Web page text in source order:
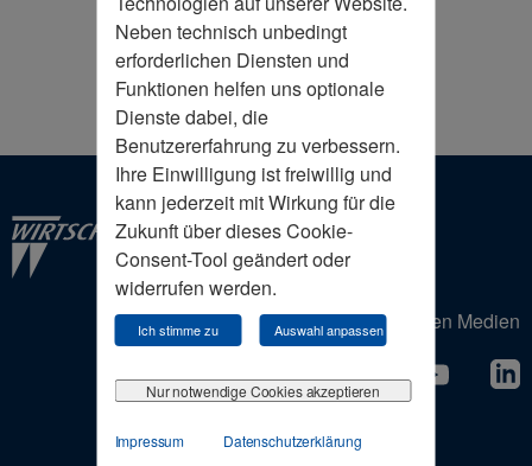
Neben technisch unbedingt
erforderlichen Diensten und
Funktionen helfen uns optionale
Dienste dabei, die
Benutzererfahrung zu verbessern.
Ihre Einwilligung ist freiwillig und
kann jederzeit mit Wirkung für die
Zukunft über dieses Cookie-
Consent-Tool geändert oder
widerrufen werden.
Ich stimme zu Auswahl anpassen
Nur notwendige Cookies akzeptieren
Impressum Datenschutzerklärung
Der Wirtschaftsrat in den Sozialen Medien